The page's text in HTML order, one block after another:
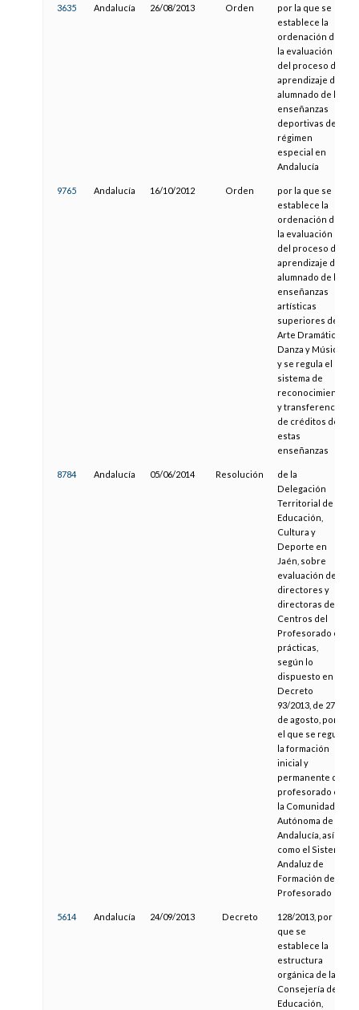
3635 Andalucía 26/08/2013 Orden
por la que se
establece la
ordenación de
la evaluación
del proceso de
aprendizaje del
alumnado de las
enseñanzas
deportivas de
régimen
especial en
Andalucía
9765 Andalucía 16/10/2012 Orden
por la que se
establece la
ordenación de
la evaluación
del proceso de
aprendizaje del
alumnado de las
enseñanzas
artísticas
superiores de
Arte Dramático,
Danza y Música
y se regula el
sistema de
reconocimiento
y transferencia
de créditos de
estas
enseñanzas
8784 Andalucía 05/06/2014 Resolución
de la
Delegación
Territorial de
Educación,
Cultura y
Deporte en
Jaén, sobre
evaluación de
directores y
directoras de
Centros del
Profesorado en
prácticas,
según lo
dispuesto en el
Decreto
93/2013, de 27
de agosto, por
el que se regula
la formación
inicial y
permanente del
profesorado en
la Comunidad
Autónoma de
Andalucía, así
como el Sistema
Andaluz de
Formación del
Profesorado
5614 Andalucía 24/09/2013 Decreto
128/2013, por el
que se
establece la
estructura
orgánica de la
Consejería de
Educación,